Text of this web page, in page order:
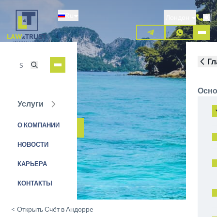
основному
содержанию
Услуги
О КОМПАНИИ
НОВОСТИ
КАРЬЕРА
КОНТАКТЫ
MoraBanc
ЗАЯВКА НА УСЛУГУ
< Открыть Счёт в Андорре